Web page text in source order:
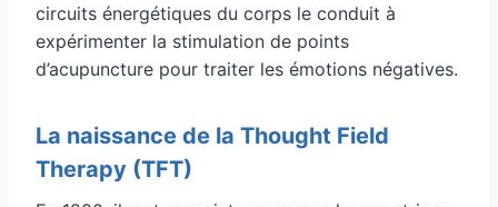
circuits énergétiques du corps le conduit à
expérimenter la stimulation de points
d’acupuncture pour traiter les émotions négatives.
La naissance de la Thought Field
Therapy (TFT)